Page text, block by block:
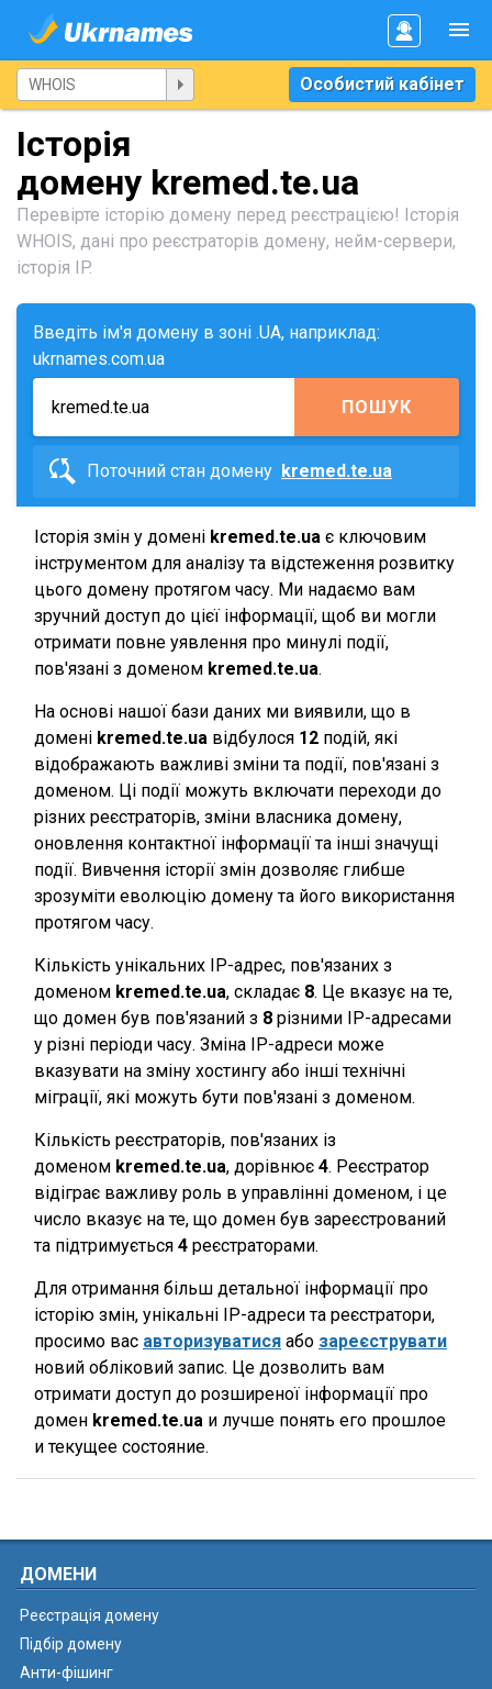
Особистий кабінет
Історія
домену kremed.te.ua
Перевірте історію домену перед реєстрацією! Історія
WHOIS, дані про реєстраторів домену, нейм-сервери,
історія IP.
Введіть ім'я домену в зоні .UA, наприклад:
ukrnames.com.ua
ПОШУК
Поточний стан домену kremed.te.ua
Історія змін у домені kremed.te.ua є ключовим
інструментом для аналізу та відстеження розвитку
цього домену протягом часу. Ми надаємо вам
зручний доступ до цієї інформації, щоб ви могли
отримати повне уявлення про минулі події,
пов'язані з доменом kremed.te.ua.
На основі нашої бази даних ми виявили, що в
домені kremed.te.ua відбулося 12 подій, які
відображають важливі зміни та події, пов'язані з
доменом. Ці події можуть включати переходи до
різних реєстраторів, зміни власника домену,
оновлення контактної інформації та інші значущі
події. Вивчення історії змін дозволяє глибше
зрозуміти еволюцію домену та його використання
протягом часу.
Кількість унікальних IP-адрес, пов'язаних з
доменом kremed.te.ua, складає 8. Це вказує на те,
що домен був пов'язаний з 8 різними IP-адресами
у різні періоди часу. Зміна IP-адреси може
вказувати на зміну хостингу або інші технічні
міграції, які можуть бути пов'язані з доменом.
Кількість реєстраторів, пов'язаних із
доменом kremed.te.ua, дорівнює 4. Реєстратор
відіграє важливу роль в управлінні доменом, і це
число вказує на те, що домен був зареєстрований
та підтримується 4 реєстраторами.
Для отримання більш детальної інформації про
історію змін, унікальні IP-адреси та реєстратори,
просимо вас авторизуватися або зареєструвати
новий обліковий запис. Це дозволить вам
отримати доступ до розширеної інформації про
домен kremed.te.ua и лучше понять его прошлое
и текущее состояние.
ДОМЕНИ
Реєстрація домену
Підбір домену
Анти-фішинг